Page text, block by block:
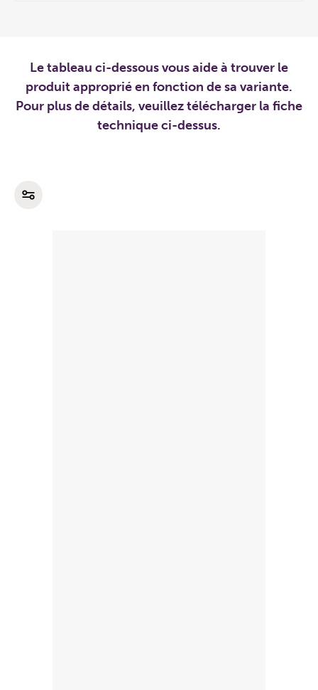
Le tableau ci-dessous vous aide à trouver le
produit approprié en fonction de sa variante.
Pour plus de détails, veuillez télécharger la fiche
technique ci-dessus.